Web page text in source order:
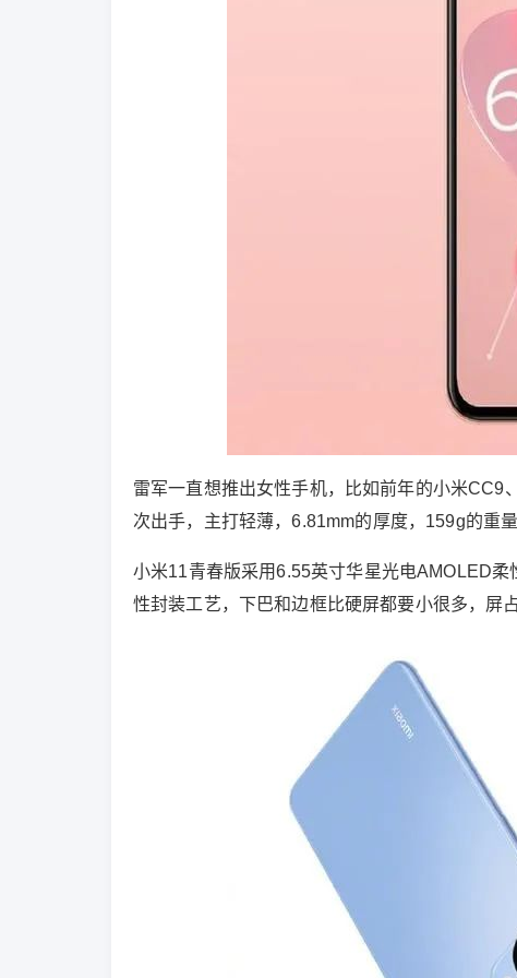
雷军一直想推出女性手机，比如前年的小米CC9
次出手，主打轻薄，6.81mm的厚度，159g的重
小米11青春版采用6.55英寸华星光电AMOLED
性封装工艺，下巴和边框比硬屏都要小很多，屏